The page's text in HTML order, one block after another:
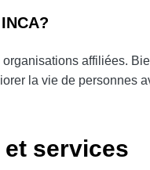
organisations affiliées.
la vie de
services